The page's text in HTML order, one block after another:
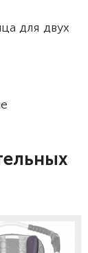
для двух